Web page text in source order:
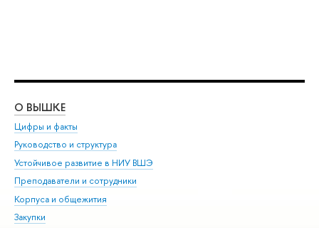
О ВЫШКЕ
Цифры и факты
Руководство и структура
Устойчивое развитие в НИУ ВШЭ
Преподаватели и сотрудники
Корпуса и общежития
Закупки